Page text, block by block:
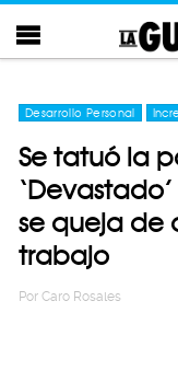
Desarrollo Personal
Se tatuó la
se queja de
trabajo
Por Caro Rosales